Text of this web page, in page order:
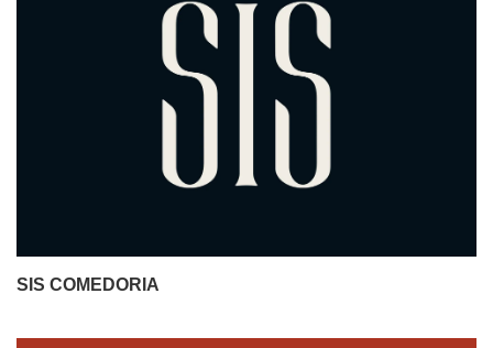
SIS COMEDORIA